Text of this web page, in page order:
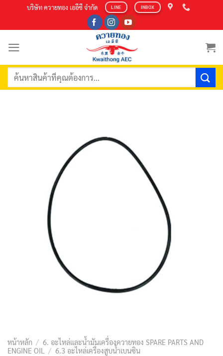
content
บริษัท ควายทอง เออีซี จำกัด LINE INBOX
ค้นหา:
หน้าหลัก / 6. อะไหล่และน้ำมันเครื่องควายทอง SPARE PARTS AND
ENGINE OIL
/ 6.3 อะไหล่เครื่องสูบน้ำเบนซิน